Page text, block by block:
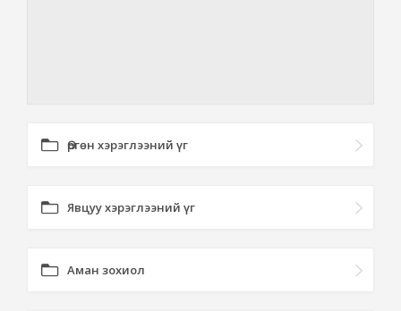
Өргөн хэрэглээний үг
Явцуу хэрэглээний үг
Аман зохиол